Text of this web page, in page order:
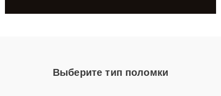
Выберите тип поломки